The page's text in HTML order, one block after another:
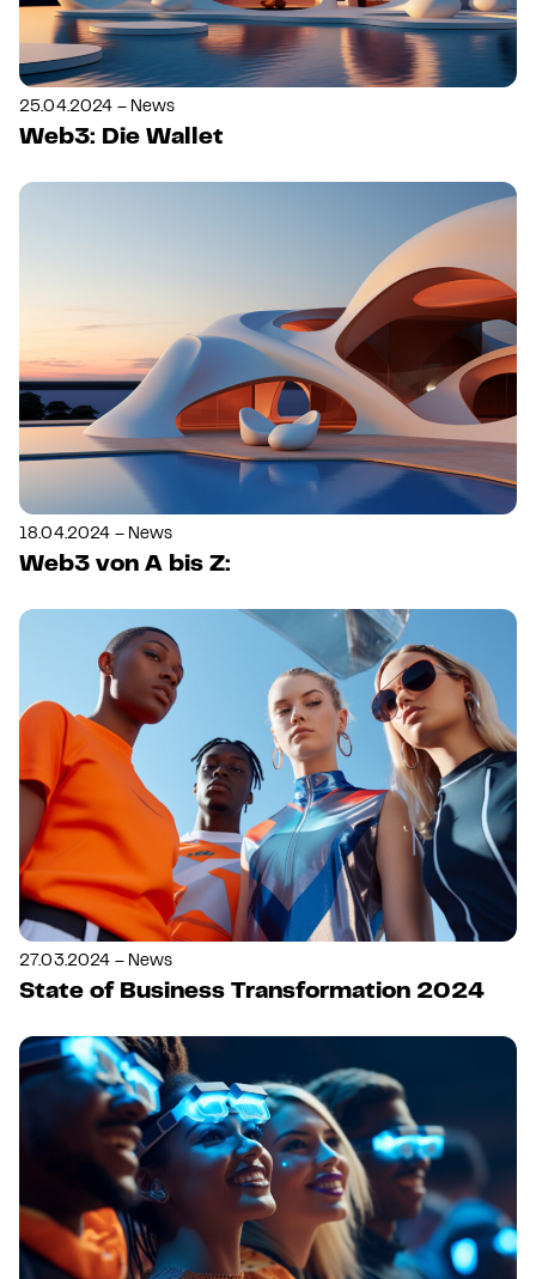
25.04.2024 – News
Web3: Die Wallet
18.04.2024 – News
Web3 von A bis Z:
27.03.2024 – News
State of Business Transformation 2024